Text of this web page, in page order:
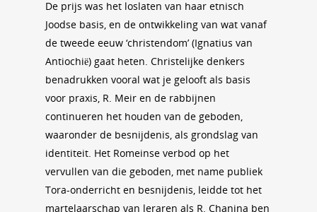
De prijs was het loslaten van haar etnisch
Joodse basis, en de ontwikkeling van wat vanaf
de tweede eeuw ‘christendom’ (Ignatius van
Antiochië) gaat heten. Christelijke denkers
benadrukken vooral wat je gelooft als basis
voor praxis, R. Meir en de rabbijnen
continueren het houden van de geboden,
waaronder de besnijdenis, als grondslag van
identiteit. Het Romeinse verbod op het
vervullen van die geboden, met name publiek
Tora-onderricht en besnijdenis, leidde tot het
martelaarschap van leraren als R. Chanina ben